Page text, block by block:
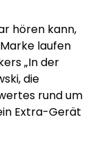
hören kann,
laufen
„In der
die
rund um
Extra-Gerät